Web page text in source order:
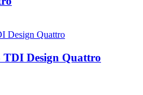
Design Quattro